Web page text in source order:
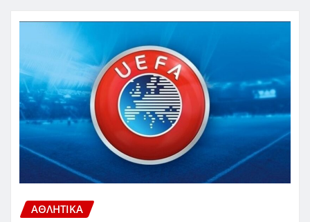
ΑΘΛΗΤΙΚΑ